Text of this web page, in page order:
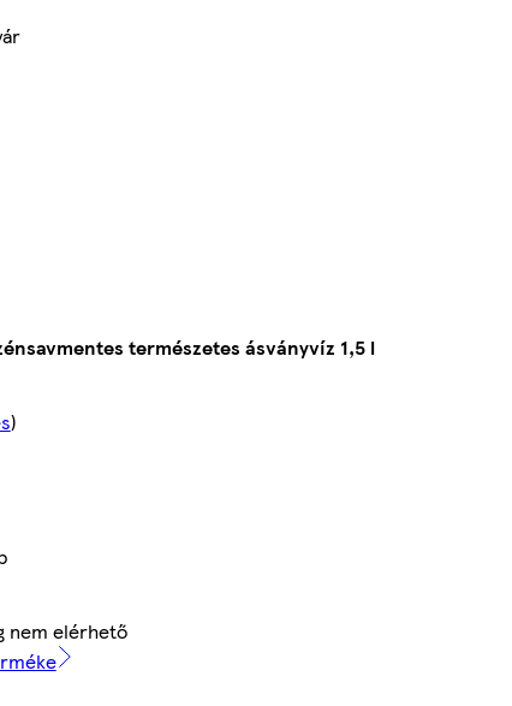
természetes ásványvíz 1,5 l
)
nem elérhető